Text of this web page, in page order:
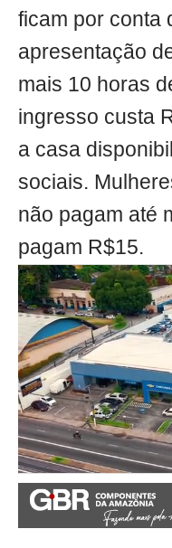
ficam por conta
apresentação
mais 10 horas
ingresso custa
a casa
sociais.
não pagam até
pagam R$15.